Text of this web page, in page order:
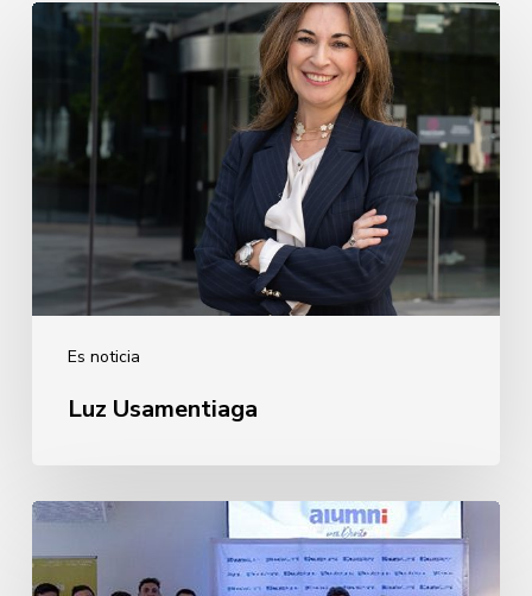
Es noticia
Luz
Usamentiaga
Luz Usamentiaga
Despedida
Promoción